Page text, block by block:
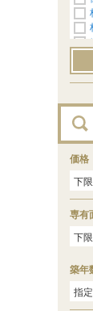
価格
専有
築年